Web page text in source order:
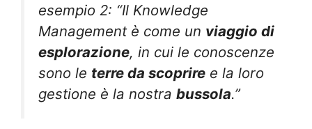
esempio 2: “Il Knowledge
Management è come un viaggio di
esplorazione, in cui le conoscenze
sono le terre da scoprire e la loro
gestione è la nostra bussola.”